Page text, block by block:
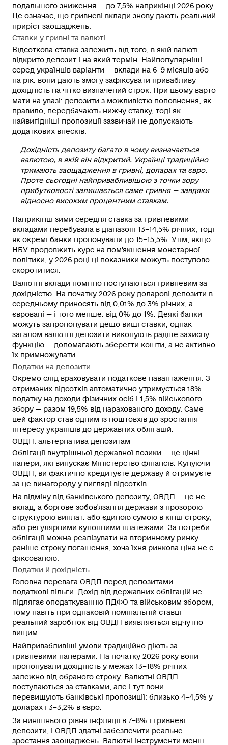
подальшого зниження — до 7,5% наприкінці 2026 року.
Це означає, що гривневі вклади знову дають реальний
приріст заощаджень.
Ставки у гривні та валюті
Відсоткова ставка залежить від того, в якій валюті
відкрито депозит і на який термін. Найпопулярніші
серед українців варіанти — вклади на 6–9 місяців або
на рік: вони дають змогу зафіксувати привабливу
дохідність на чітко визначений строк. При цьому варто
мати на увазі: депозити з можливістю поповнення, як
правило, передбачають нижчу ставку, тоді як
найвигідніші пропозиції зазвичай не допускають
додаткових внесків.
Дохідність депозиту багато в чому визначається
валютою, в якій він відкритий. Українці традиційно
тримають заощадження в гривні, доларах та євро.
Проте сьогодні найпривабливішою з точки зору
прибутковості залишається саме гривня — завдяки
відносно високим процентним ставкам.
Наприкінці зими середня ставка за гривневими
вкладами перебувала в діапазоні 13–14,5% річних, тоді
як окремі банки пропонували до 15–15,5%. Утім, якщо
НБУ продовжить курс на пом'якшення монетарної
політики, у 2026 році ці показники можуть поступово
скоротитися.
Валютні вклади помітно поступаються гривневим за
дохідністю. На початку 2026 року доларові депозити в
середньому приносять від 0,01% до 3% річних, а
євровані — і того менше: від 0% до 1%. Деякі банки
можуть запропонувати дещо вищі ставки, однак
загалом валютні депозити виконують радше захисну
функцію — допомагають зберегти кошти, а не активно
їх примножувати.
Податки на депозити
Окремо слід враховувати податкове навантаження. З
отриманих відсотків автоматично утримується 18%
податку на доходи фізичних осіб і 1,5% військового
збору — разом 19,5% від нарахованого доходу. Саме
цей фактор став одним із поштовхів до зростання
інтересу українців до державних облігацій.
ОВДП: альтернатива депозитам
Облігації внутрішньої державної позики — це цінні
папери, які випускає Міністерство фінансів. Купуючи
ОВДП, ви фактично кредитуєте державу й отримуєте
за це винагороду у вигляді відсотків.
На відміну від банківського депозиту, ОВДП — це не
вклад, а боргове зобов'язання держави з прозорою
структурою виплат: або єдиною сумою в кінці строку,
або регулярними купонними платежами. За потреби
облігації можна реалізувати на вторинному ринку
раніше строку погашення, хоча їхня ринкова ціна не є
фіксованою.
Податки й дохідність
Головна перевага ОВДП перед депозитами —
податкові пільги. Дохід від державних облігацій не
підлягає оподаткуванню ПДФО та військовим збором,
тому навіть при однаковій номінальній ставці
реальний заробіток від ОВДП виявляється відчутно
вищим.
Найпривабливіші умови традиційно діють за
гривневими паперами. На початку 2026 року вони
пропонували дохідність у межах 13–18% річних
залежно від обраного строку. Валютні ОВДП
поступаються за ставками, але і тут вони
перевищують банківські пропозиції: близько 4–4,5% у
доларах і 3–3,2% в євро.
За нинішнього рівня інфляції в 7–8% і гривневі
депозити, і ОВДП здатні забезпечити реальне
зростання заощаджень. Валютні інструменти менш